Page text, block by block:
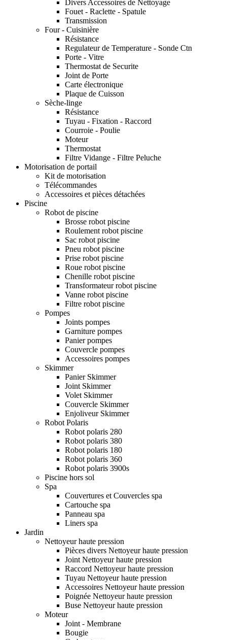
Divers Accessoires de Nettoyage
Fouet - Raclette - Spatule
Transmission
Four - Cuisinière
Résistance
Regulateur de Temperature - Sonde Ctn
Porte - Vitre
Thermostat de Securite
Joint de Porte
Carte électronique
Plaque de Cuisson
Sèche-linge
Résistance
Tuyau - Fixation - Raccord
Courroie - Poulie
Moteur
Thermostat
Filtre Vidange - Filtre Peluche
Motorisation de portail
Kit de motorisation
Télécommandes
Accessoires et pièces détachées
Piscine
Robot de piscine
Brosse robot piscine
Roulement robot piscine
Sac robot piscine
Pneu robot piscine
Prise robot piscine
Roue robot piscine
Chenille robot piscine
Transformateur robot piscine
Vanne robot piscine
Filtre robot piscine
Pompes
Joints pompes
Garniture pompes
Panier pompes
Couvercle pompes
Accessoires pompes
Skimmer
Panier Skimmer
Joint Skimmer
Volet Skimmer
Couvercle Skimmer
Enjoliveur Skimmer
Robot Polaris
Robot polaris 280
Robot polaris 380
Robot polaris 180
Robot polaris 360
Robot polaris 3900s
Piscine hors sol
Spa
Couvertures et Couvercles spa
Cartouche spa
Panneau spa
Liners spa
Jardin
Nettoyeur haute pression
Pièces divers Nettoyeur haute pression
Joint Nettoyeur haute pression
Raccord Nettoyeur haute pression
Tuyau Nettoyeur haute pression
Accessoires Nettoyeur haute pression
Poignée Nettoyeur haute pression
Buse Nettoyeur haute pression
Moteur
Joint - Membrane
Bougie